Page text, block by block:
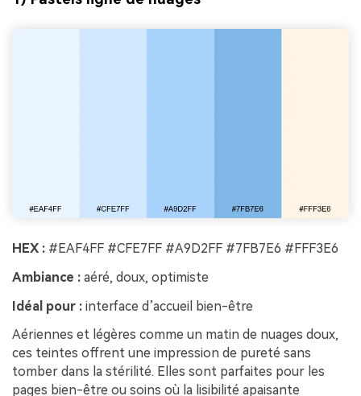
HEX : #EAF4FF #CFE7FF #A9D2FF #7FB7E6 #FFF3E6
Ambiance : aéré, doux, optimiste
Idéal pour : interface d’accueil bien-être
Aériennes et légères comme un matin de nuages doux,
ces teintes offrent une impression de pureté sans
tomber dans la stérilité. Elles sont parfaites pour les
pages bien-être ou soins où la lisibilité apaisante